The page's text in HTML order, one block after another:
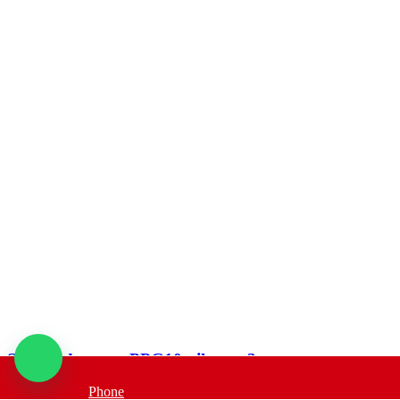
Set puf de gasca PPG10 pilota + 2 perne
Phone